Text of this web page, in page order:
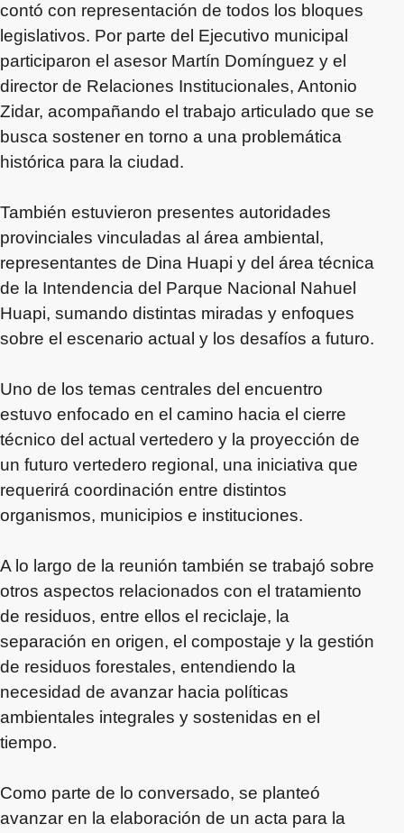
contó con representación de todos los bloques
legislativos. Por parte del Ejecutivo municipal
participaron el asesor Martín Domínguez y el
director de Relaciones Institucionales, Antonio
Zidar, acompañando el trabajo articulado que se
busca sostener en torno a una problemática
histórica para la ciudad.
También estuvieron presentes autoridades
provinciales vinculadas al área ambiental,
representantes de Dina Huapi y del área técnica
de la Intendencia del Parque Nacional Nahuel
Huapi, sumando distintas miradas y enfoques
sobre el escenario actual y los desafíos a futuro.
Uno de los temas centrales del encuentro
estuvo enfocado en el camino hacia el cierre
técnico del actual vertedero y la proyección de
un futuro vertedero regional, una iniciativa que
requerirá coordinación entre distintos
organismos, municipios e instituciones.
A lo largo de la reunión también se trabajó sobre
otros aspectos relacionados con el tratamiento
de residuos, entre ellos el reciclaje, la
separación en origen, el compostaje y la gestión
de residuos forestales, entendiendo la
necesidad de avanzar hacia políticas
ambientales integrales y sostenidas en el
tiempo.
Como parte de lo conversado, se planteó
avanzar en la elaboración de un acta para la